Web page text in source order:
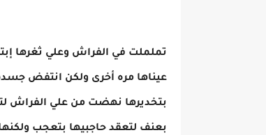
تململت في الفراش وعلي ثغرها
عيناها مره أخرى ولكن انتفض
بتخديرها نهضت من علي الفراش
بعنف لتعقد حاجبيها بتعجب